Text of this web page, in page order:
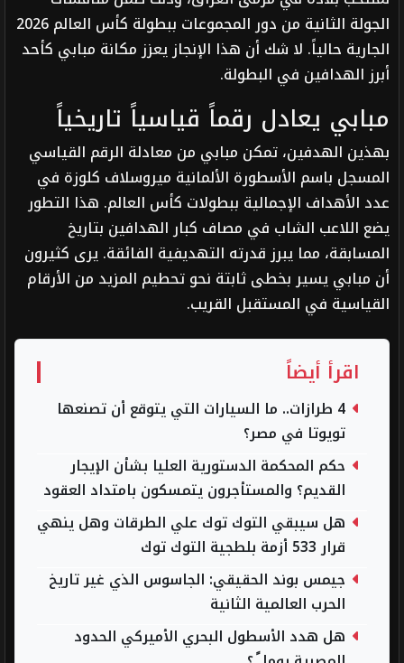
الجولة الثانية من دور المجموعات ببطولة كأس العالم 2026
الجارية حالياً. لا شك أن هذا الإنجاز يعزز مكانة مبابي كأحد
أبرز الهدافين في البطولة.
مبابي يعادل رقماً قياسياً تاريخياً
بهذين الهدفين، تمكن مبابي من معادلة الرقم القياسي
المسجل باسم الأسطورة الألمانية ميروسلاف كلوزة في
عدد الأهداف الإجمالية ببطولات كأس العالم. هذا التطور
يضع اللاعب الشاب في مصاف كبار الهدافين بتاريخ
المسابقة، مما يبرز قدرته التهديفية الفائقة. يرى كثيرون
أن مبابي يسير بخطى ثابتة نحو تحطيم المزيد من الأرقام
القياسية في المستقبل القريب.
اقرأ أيضاً
4 طرازات.. ما السيارات التي يتوقع أن تصنعها
تويوتا في مصر؟
حكم المحكمة الدستورية العليا بشأن الإيجار
القديم؟ والمستأجرون يتمسكون بامتداد العقود
هل سيبقي التوك توك علي الطرقات وهل ينهي
قرار 533 أزمة بلطجية التوك توك
جيمس بوند الحقيقي: الجاسوس الذي غير تاريخ
الحرب العالمية الثانية
هل هدد الأسطول البحري الأميركي الحدود